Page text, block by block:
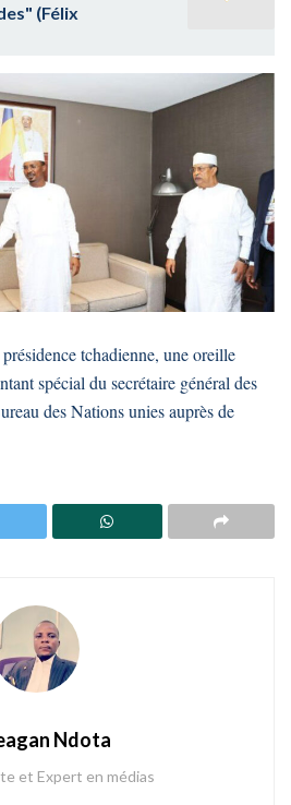
(Félix
tchadienne, une oreille
spécial du secrétaire général des
des Nations unies auprès de
Ndota
et Expert en médias